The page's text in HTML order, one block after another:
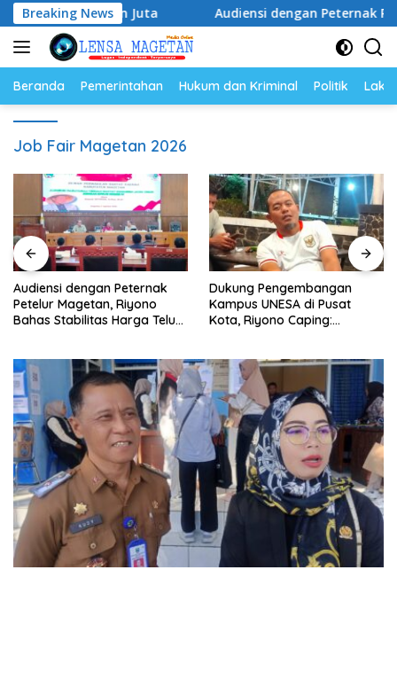
Langsung
ke
konten
Breaking News
Ratusan Juta Audiensi dengan Peternak Petelur
Beranda Pemerintahan Hukum dan Kriminal Politik
Job Fair Magetan 2026
Audiensi dengan Peternak
Petelur Magetan, Riyono
Bahas Stabilitas Harga Telur
Dukung Pengembangan
Kampus UNESA di Pusat
Kota, Riyono Caping: